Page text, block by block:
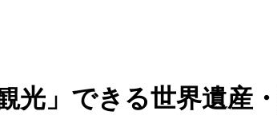
光」できる世界遺産